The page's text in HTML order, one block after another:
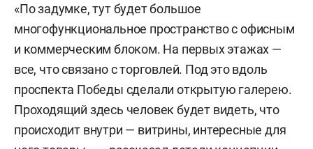
«По задумке, тут будет большое
многофункциональное пространство с офисным
и коммерческим блоком. На первых этажах —
все, что связано с торговлей. Под это вдоль
проспекта Победы сделали открытую галерею.
Проходящий здесь человек будет видеть, что
происходит внутри — витрины, интересные для